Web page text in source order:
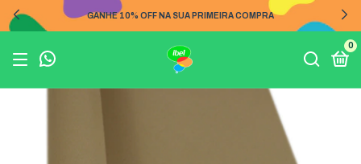
GANHE 10% OFF NA SUA PRIMEIRA COMPRA
0